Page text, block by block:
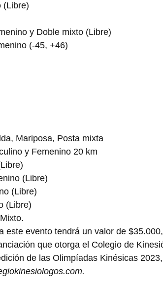
(Libre)
y Doble mixto (Libre)
(-45, +46)
Mariposa, Posta mixta
y Femenino 20 km
(Libre)
(Libre)
(Libre)
este evento tendrá un valor de
que otorga el Colegio de
de las Olimpíadas Kinésicas